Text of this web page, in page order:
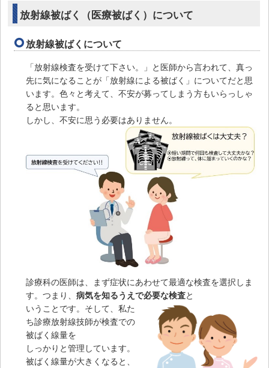
放射線被ばく（医療被ばく）について
放射線被ばくについて
「放射線検査を受けて下さい。」と医師から言われて、真っ
先に気になることが「放射線による被ばく」についてだと思
います。色々と考えて、不安が募ってしまう方もいらっしゃ
ると思います。
しかし、不安に思う必要はありません。
診療科の医師は、まず症状にあわせて最適な検査を選択しま
す。つまり、病気を知るうえで必要な検査と
いうことです。そして、私た
ち診療放射線技師が検査での
被ばく線量を
しっかりと管理しています。
被ばく線量が大きくなると、